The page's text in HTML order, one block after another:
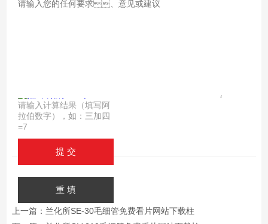
说
请输入计算结果（填写阿
拉伯数字），如：三加四
=7
上一篇： 兰化所SE-30毛细管免费看片网站下载柱